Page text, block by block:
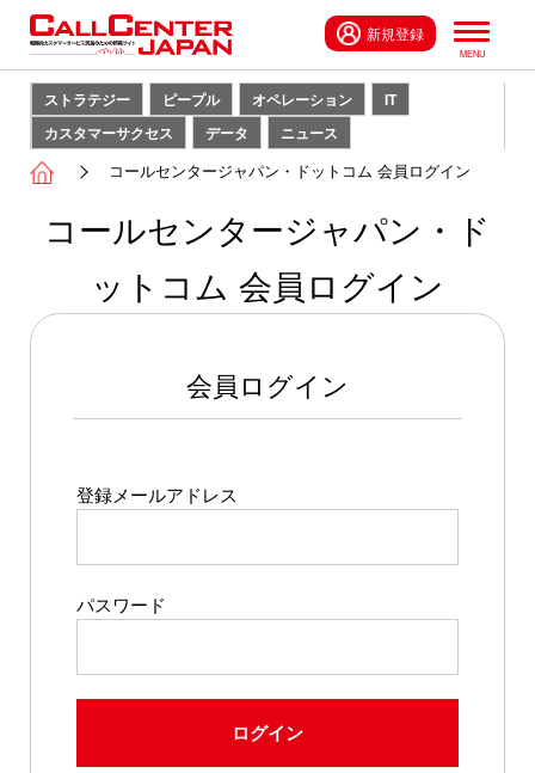
新規登録
ストラテジー ピープル オペレーション
IT
カスタマーサクセス
データ ニュース
コールセンタージャパン・ドットコム 会員ログイン
コールセンタージャパン・ド
ットコム 会員ログイン
会員ログイン
登録メールアドレス
パスワード
ログイン